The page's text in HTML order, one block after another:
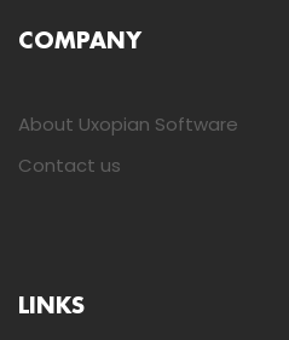
COMPANY
About Uxopian Software
Contact us
LINKS